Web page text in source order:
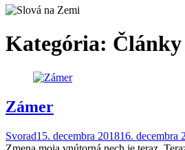
Kategória: Články
Zámer
Svorad15. decembra 201816. decembra